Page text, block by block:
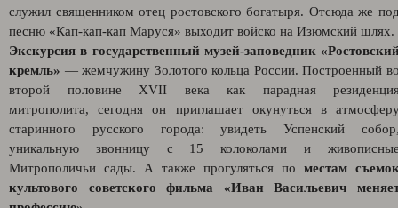
служил священником отец ростовского богатыря. Отсюда же
песню «Кап-кап-кап Маруся» выходит войско на Изюмский шлях.
Экскурсия в государственный музей-заповедник
кремль» — жемчужину Золотого кольца России. Построенный
второй половине XVII века как парадная
митрополита, сегодня он приглашает окунуться в
старинного русского города: увидеть Успенский
уникальную звонницу с 15 колоколами и
Митрополичьи сады. А также прогуляться по местам
культового советского фильма «Иван Васильевич